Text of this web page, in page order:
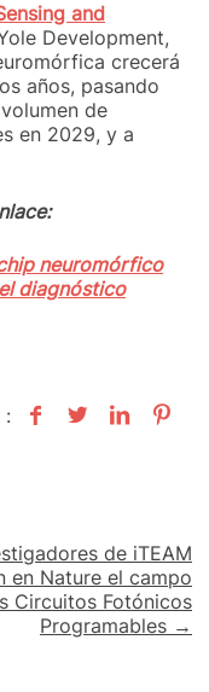
and
Development,
crecerá
años, pasando
de
en 2029, y a
neuromórfico
diagnóstico
:
de iTEAM
en Nature el campo
Circuitos Fotónicos
Programables →